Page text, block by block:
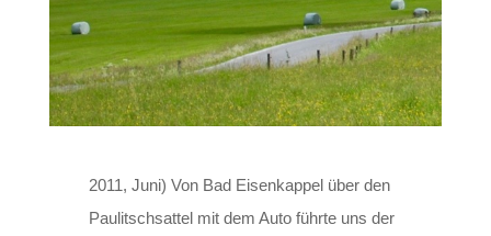
2011, Juni) Von Bad Eisenkappel über den
Paulitschsattel mit dem Auto führte uns der